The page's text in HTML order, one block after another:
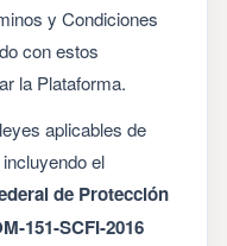
y Condiciones
con estos
la Plataforma.
aplicables de
el
de Protección
151-SCFI-2016